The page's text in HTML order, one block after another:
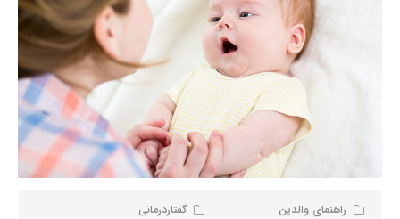
راهنمای والدین
گفتاردرمانی